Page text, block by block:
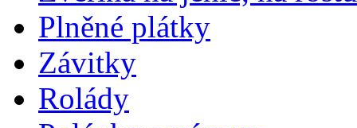
Plněné plátky
Závitky
Rolády